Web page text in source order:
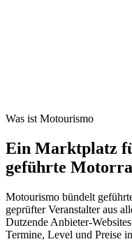
Was ist Motourismo
Ein Marktplatz
geführte
Motourismo bündelt
geprüfter Veranstalter aus
Dutzende Anbieter-
Termine, Level und Preise